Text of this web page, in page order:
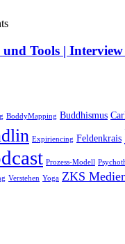
Tools |
BoddyMapping Buddhismus
Expiriencing Feldenkrais
Prozess-Modell
Verstehen Yoga ZKS